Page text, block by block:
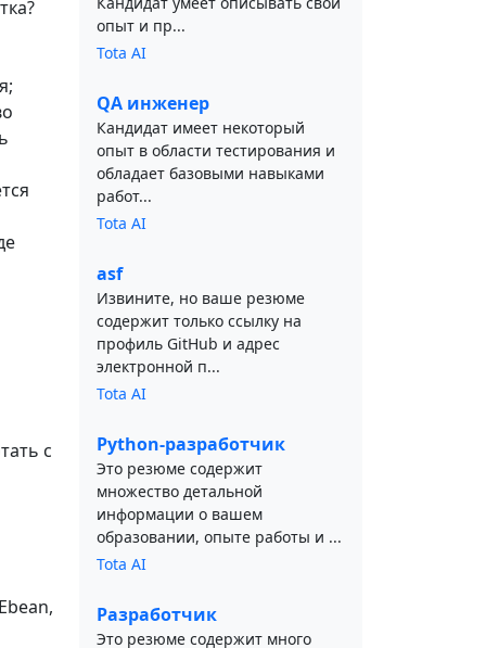
с
опыт и пр...
Tota AI
QA инженер
Кандидат имеет некоторый
опыт в области тестирования и
обладает базовыми навыками
работ...
Tota AI
asf
Извините, но ваше резюме
содержит только ссылку на
профиль GitHub и адрес
электронной п...
Tota AI
Python-разработчик
Это резюме содержит
множество детальной
информации о вашем
образовании, опыте работы и ...
Tota AI
Разработчик
Это резюме содержит много